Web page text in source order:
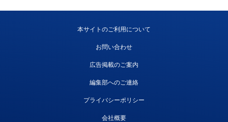
本サイトのご利用について
お問い合わせ
広告掲載のご案内
編集部へのご連絡
プライバシーポリシー
会社概要